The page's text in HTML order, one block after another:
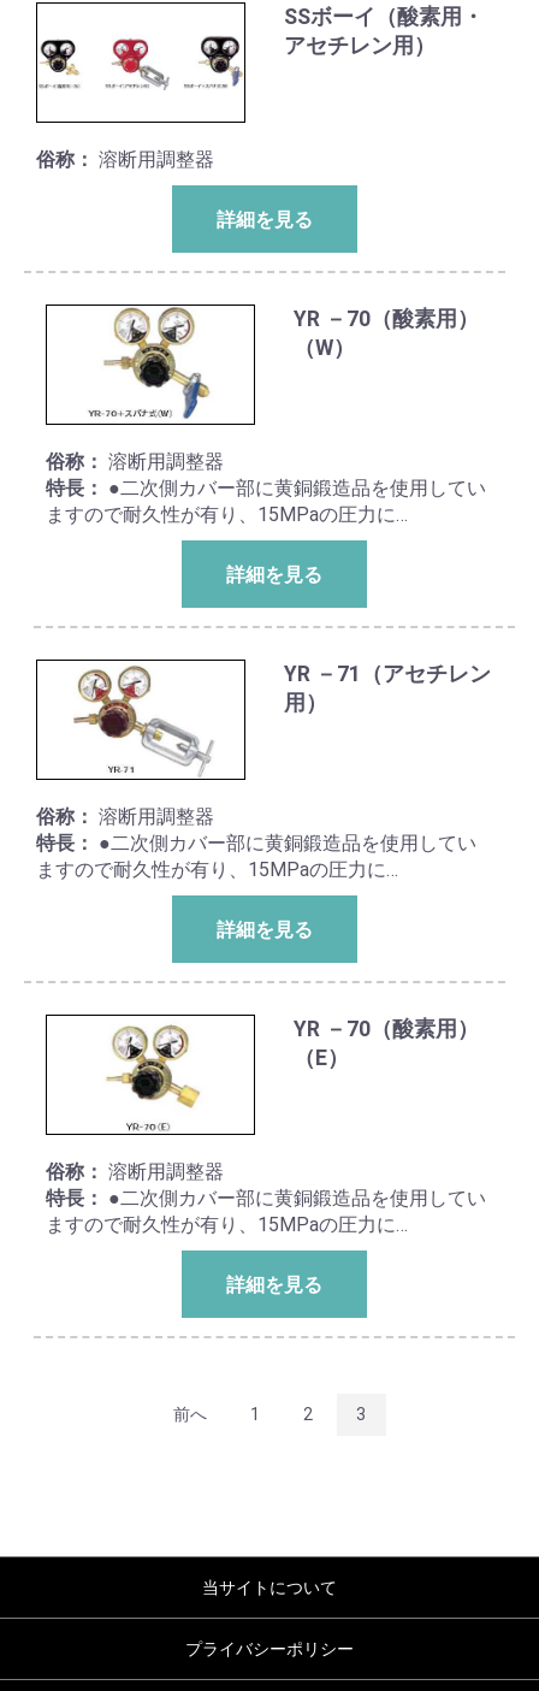
SSボーイ（酸素用・
アセチレン用）
俗称： 溶断用調整器
詳細を見る
YR －70（酸素用）
（W）
俗称： 溶断用調整器
特長： ●二次側カバー部に黄銅鍛造品を使用してい
ますので耐久性が有り、15MPaの圧力に…
詳細を見る
YR －71（アセチレン
用）
俗称： 溶断用調整器
特長： ●二次側カバー部に黄銅鍛造品を使用してい
ますので耐久性が有り、15MPaの圧力に…
詳細を見る
YR －70（酸素用）
（E）
俗称： 溶断用調整器
特長： ●二次側カバー部に黄銅鍛造品を使用してい
ますので耐久性が有り、15MPaの圧力に…
詳細を見る
前へ 1 2 3
当サイトについて
プライバシーポリシー